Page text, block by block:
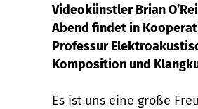
Videokünstler Brian
Abend findet in
Professur
Komposition und
Es ist uns eine große